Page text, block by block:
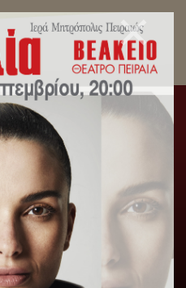
Οποιαδήποτε θλίψη κι
εικόνισμα της Παναγίας.